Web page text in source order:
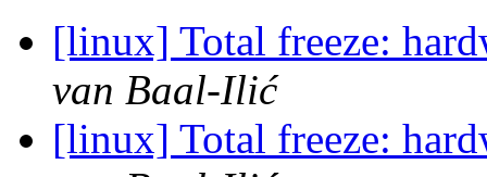
[linux] Total freeze:
van Baal-Ilić
[linux] Total freeze: